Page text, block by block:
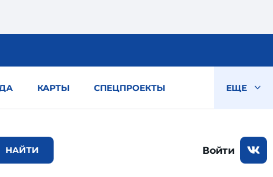
КАРТЫ СПЕЦПРОЕКТЫ ЕЩЕ
Войти